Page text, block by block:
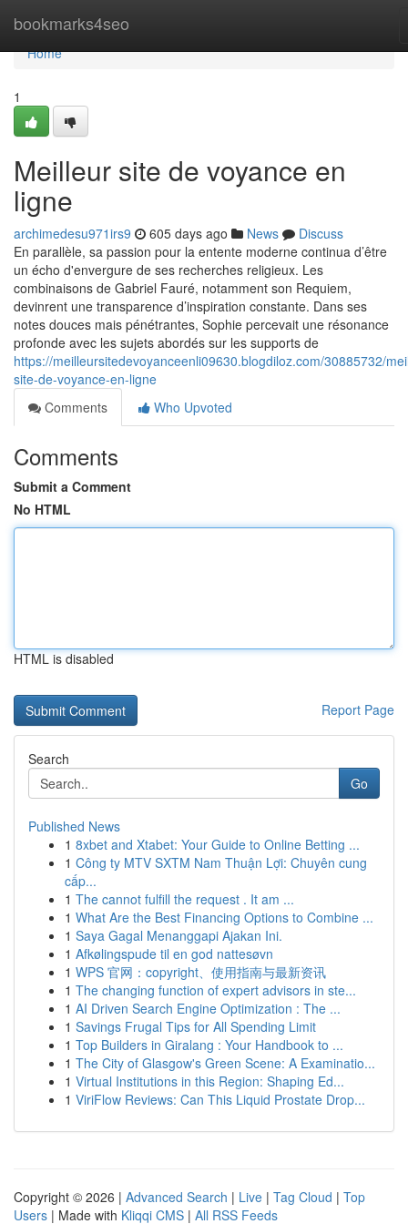
bookmarks4seo
Home
Home
1
Meilleur site de voyance en
ligne
archimedesu971irs9 605 days ago News
Discuss
En parallèle, sa passion pour la entente moderne continua d’être
un écho d'envergure de ses recherches religieux. Les
combinaisons de Gabriel Fauré, notamment son Requiem,
devinrent une transparence d’inspiration constante. Dans ses
notes douces mais pénétrantes, Sophie percevait une résonance
profonde avec les sujets abordés sur les supports de
https://meilleursitedevoyanceenli09630.blogdiloz.com/30885732/
site-de-voyance-en-ligne
Comments
Who Upvoted
Comments
Submit a Comment
No HTML
HTML is disabled
Report Page
Search
Go
Published News
1 8xbet and Xtabet: Your Guide to Online Betting ...
1 Công ty MTV SXTM Nam Thuận Lợi: Chuyên cung
cấp...
1 The cannot fulfill the request . It am ...
1 What Are the Best Financing Options to Combine ...
1 Saya Gagal Menanggapi Ajakan Ini.
1 Afkølingspude til en god nattesøvn
1 WPS 官网：copyright、使用指南与最新资讯
1 The changing function of expert advisors in ste...
1 AI Driven Search Engine Optimization : The ...
1 Savings Frugal Tips for All Spending Limit
1 Top Builders in Giralang : Your Handbook to ...
1 The City of Glasgow's Green Scene: A Examinatio...
1 Virtual Institutions in this Region: Shaping Ed...
1 ViriFlow Reviews: Can This Liquid Prostate Drop...
Copyright © 2026 | Advanced Search | Live | Tag Cloud | Top
Users | Made with Kliqqi CMS | All RSS Feeds